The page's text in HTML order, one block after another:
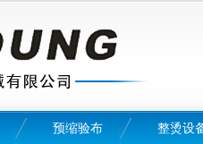
预缩验布 整烫设